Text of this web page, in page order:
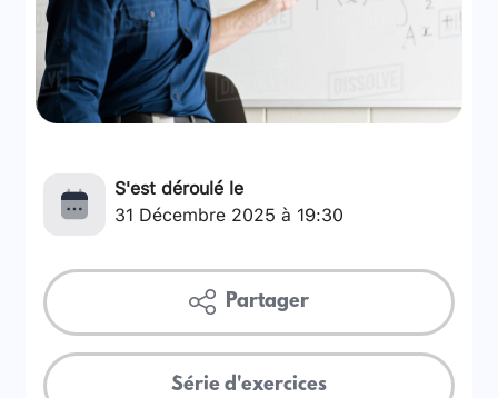
S'est déroulé le
31 Décembre 2025 à 19:30
Partager
Série d'exercices